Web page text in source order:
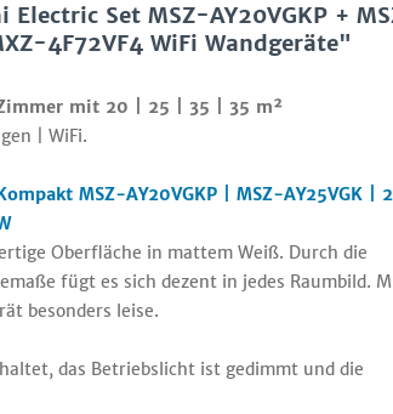
Set MSZ-AY20VGKP +
4F72VF4 WiFi Wandgeräte"
mit 20 | 25 | 35 | 35 m²
| WiFi.
MSZ-AY20VGKP | MSZ-AY25VGK |
Oberfläche in mattem Weiß. Durch die
fügt es sich dezent in jedes Raumbild.
besonders leise.
das Betriebslicht ist gedimmt und die